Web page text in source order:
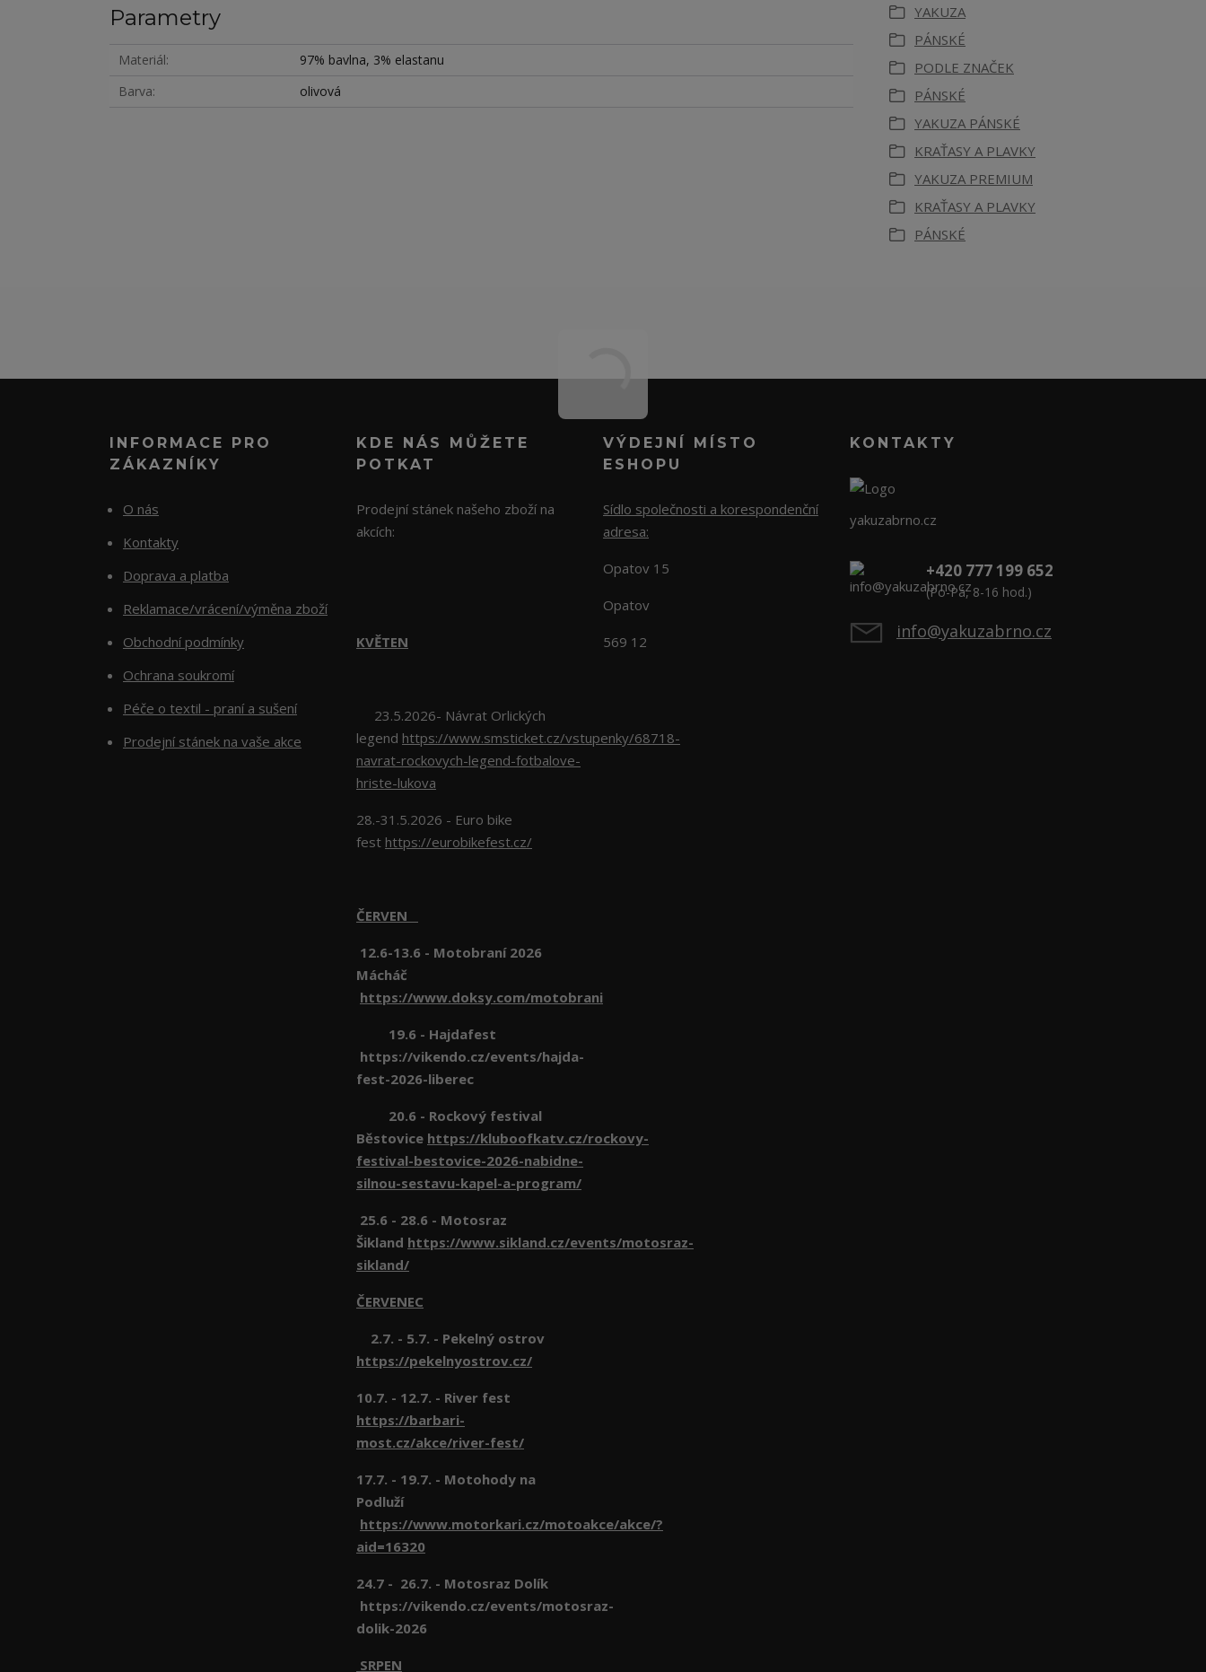
Parametry
Materiál
97% bavlna, 3% elastanu
Barva
olivová
YAKUZA
PÁNSKÉ
PODLE ZNAČEK
PÁNSKÉ
YAKUZA PÁNSKÉ
KRAŤASY A PLAVKY
YAKUZA PREMIUM
KRAŤASY A PLAVKY
PÁNSKÉ
INFORMACE PRO
ZÁKAZNÍKY
O nás
Kontakty
Doprava a platba
Reklamace/vrácení/výměna zboží
Obchodní podmínky
Ochrana soukromí
Péče o textil - praní a sušení
Prodejní stánek na vaše akce
KDE NÁS MŮŽETE
POTKAT
Prodejní stánek našeho zboží na
akcích:
KVĚTEN
23.5.2026- Návrat Orlických
legend https://www.smsticket.cz/vstupenky/68718-
navrat-rockovych-legend-fotbalove-
hriste-lukova
28.-31.5.2026 - Euro bike
fest https://eurobikefest.cz/
ČERVEN
12.6-13.6 - Motobraní 2026
Mácháč
https://www.doksy.com/motobrani
19.6 - Hajdafest
https://vikendo.cz/events/hajda-
fest-2026-liberec
20.6 - Rockový festival
Běstovice https://kluboofkatv.cz/rockovy-
festival-bestovice-2026-nabidne-
silnou-sestavu-kapel-a-program/
25.6 - 28.6 - Motosraz
Šikland https://www.sikland.cz/events/motosraz-
sikland/
ČERVENEC
2.7. - 5.7. - Pekelný ostrov
https://pekelnyostrov.cz/
10.7. - 12.7. - River fest
https://barbari-
most.cz/akce/river-fest/
17.7. - 19.7. - Motohody na
Podluží
https://www.motorkari.cz/motoakce/akce/?
aid=16320
24.7 - 26.7. - Motosraz Dolík
https://vikendo.cz/events/motosraz-
dolik-2026
SRPEN
VÝDEJNÍ MÍSTO
ESHOPU
Sídlo společnosti a korespondenční
adresa:
Opatov 15
Opatov
569 12
KONTAKTY
yakuzabrno.cz
+420 777 199 652
(Po-Pá, 8-16 hod.)
info@yakuzabrno.cz